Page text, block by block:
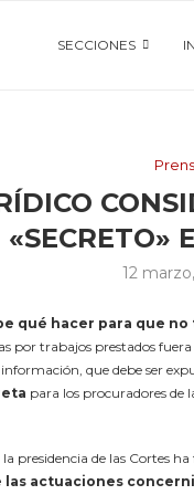
SECCIONES
12
qué hacer para que
por trabajos prestados
que debe ser
para los procuradores de
presidencia de las Cortes
actuaciones